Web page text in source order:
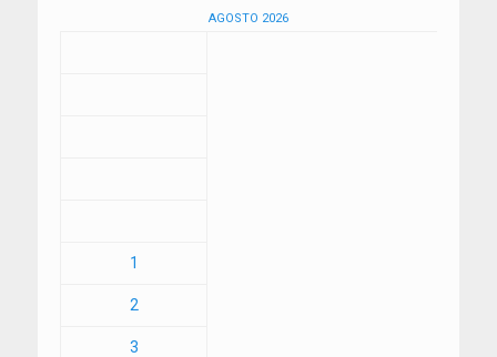
AGOSTO 2026
1
2
3